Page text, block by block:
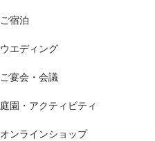
ご宿泊
ウエディング
ご宴会・会議
庭園・アクティビティ
オンラインショップ